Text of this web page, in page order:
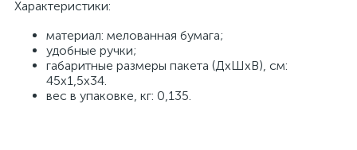
Характеристики:
материал: мелованная бумага;
удобные ручки;
габаритные размеры пакета (ДхШхВ), см:
45х1,5х34.
вес в упаковке, кг: 0,135.